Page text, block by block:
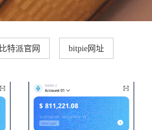
比特派官网 bitpie网址